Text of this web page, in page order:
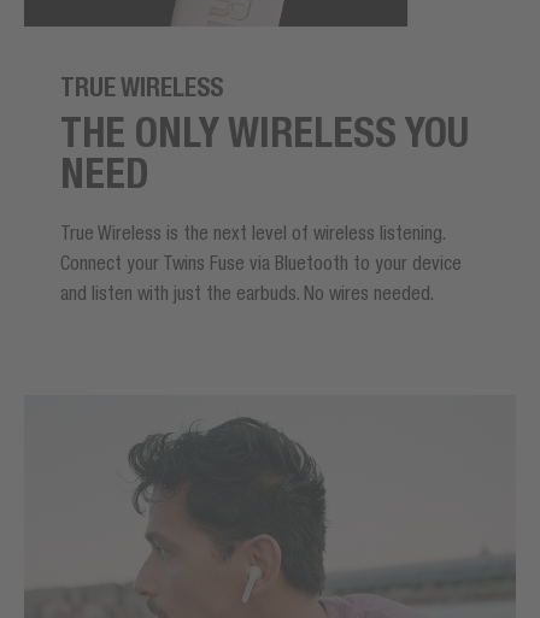
TRUE WIRELESS
THE ONLY WIRELESS YOU
NEED
True Wireless is the next level of wireless listening.
Connect your Twins Fuse via Bluetooth to your device
and listen with just the earbuds. No wires needed.